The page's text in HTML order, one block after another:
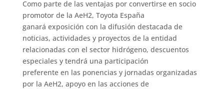
Como parte de las ventajas por convertirse en socio
promotor de la AeH2, Toyota España
ganará exposición con la difusión destacada de
noticias, actividades y proyectos de la entidad
relacionadas con el sector hidrógeno, descuentos
especiales y tendrá una participación
preferente en las ponencias y jornadas organizadas
por la AeH2, apoyo en las acciones de